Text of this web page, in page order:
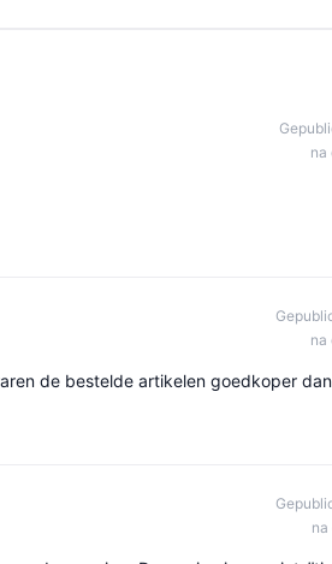
na
na
de bestelde artikelen goedkoper